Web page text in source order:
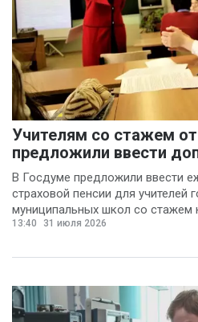
Учителям со стажем
предложили ввести
В Госдуме предложили ввести
страховой пенсии для учителей
муниципальных школ со стажем
13:40 31 июля 2026